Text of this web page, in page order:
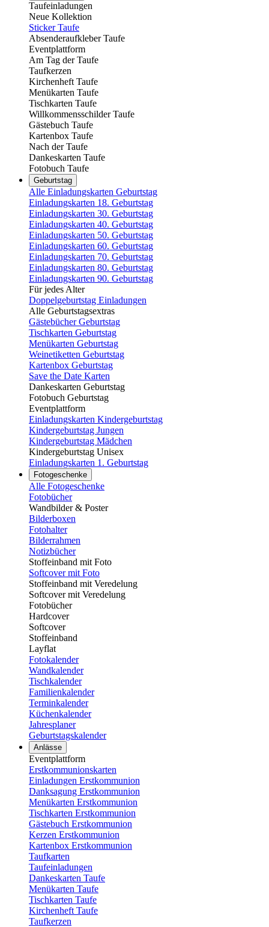
Taufeinladungen
Neue Kollektion
Sticker Taufe
Absenderaufkleber Taufe
Eventplattform
Am Tag der Taufe
Taufkerzen
Kirchenheft Taufe
Menükarten Taufe
Tischkarten Taufe
Willkommensschilder Taufe
Gästebuch Taufe
Kartenbox Taufe
Nach der Taufe
Dankeskarten Taufe
Fotobuch Taufe
Geburtstag
Alle Einladungskarten Geburtstag
Einladungskarten 18. Geburtstag
Einladungskarten 30. Geburtstag
Einladungskarten 40. Geburtstag
Einladungskarten 50. Geburtstag
Einladungskarten 60. Geburtstag
Einladungskarten 70. Geburtstag
Einladungskarten 80. Geburtstag
Einladungskarten 90. Geburtstag
Für jedes Alter
Doppelgeburtstag Einladungen
Alle Geburtstagsextras
Gästebücher Geburtstag
Tischkarten Geburtstag
Menükarten Geburtstag
Weinetiketten Geburtstag
Kartenbox Geburtstag
Save the Date Karten
Dankeskarten Geburtstag
Fotobuch Geburtstag
Eventplattform
Einladungskarten Kindergeburtstag
Kindergeburtstag Jungen
Kindergeburtstag Mädchen
Kindergeburtstag Unisex
Einladungskarten 1. Geburtstag
Fotogeschenke
Alle Fotogeschenke
Fotobücher
Wandbilder & Poster
Bilderboxen
Fotohalter
Bilderrahmen
Notizbücher
Stoffeinband mit Foto
Softcover mit Foto
Stoffeinband mit Veredelung
Softcover mit Veredelung
Fotobücher
Hardcover
Softcover
Stoffeinband
Layflat
Fotokalender
Wandkalender
Tischkalender
Familienkalender
Terminkalender
Küchenkalender
Jahresplaner
Geburtstagskalender
Anlässe
Eventplattform
Erstkommunionskarten
Einladungen Erstkommunion
Danksagung Erstkommunion
Menükarten Erstkommunion
Tischkarten Erstkommunion
Gästebuch Erstkommunion
Kerzen Erstkommunion
Kartenbox Erstkommunion
Taufkarten
Taufeinladungen
Dankeskarten Taufe
Menükarten Taufe
Tischkarten Taufe
Kirchenheft Taufe
Taufkerzen